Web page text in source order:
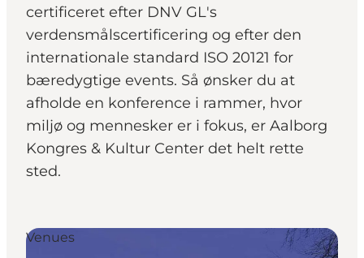
certificeret efter DNV GL's
verdensmålscertificering og efter den
internationale standard ISO 20121 for
bæredygtige events. Så ønsker du at
afholde en konference i rammer, hvor
miljø og mennesker er i fokus, er Aalborg
Kongres & Kultur Center det helt rette
sted.
Venues